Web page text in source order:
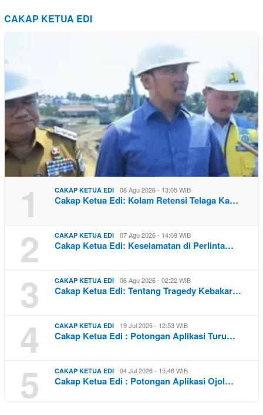
CAKAP KETUA EDI
1 CAKAP KETUA EDI 08 Agu 2026 - 13:05 WIB
Cakap Ketua Edi: Kolam Retensi Telaga Ka…
2 CAKAP KETUA EDI 07 Agu 2026 - 14:09 WIB
Cakap Ketua Edi: Keselamatan di Perlinta…
3 CAKAP KETUA EDI 06 Agu 2026 - 02:22 WIB
Cakap Ketua Edi: Tentang Tragedy Kebakar…
4 CAKAP KETUA EDI 19 Jul 2026 - 12:53 WIB
Cakap Ketua Edi : Potongan Aplikasi Turu…
5 CAKAP KETUA EDI 04 Jul 2026 - 15:46 WIB
Cakap Ketua Edi : Potongan Aplikasi Ojol…